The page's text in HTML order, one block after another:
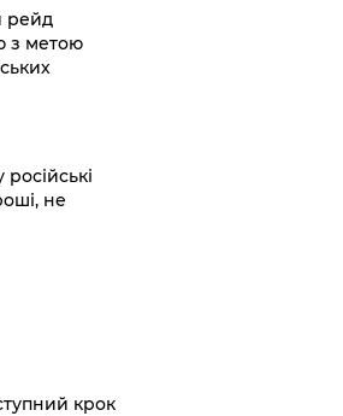
рейд
з метою
не
крок